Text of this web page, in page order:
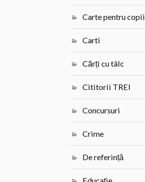
Carte pentru copii
Carti
Cărți cu tâlc
Cititorii TREI
Concursuri
Crime
De referință